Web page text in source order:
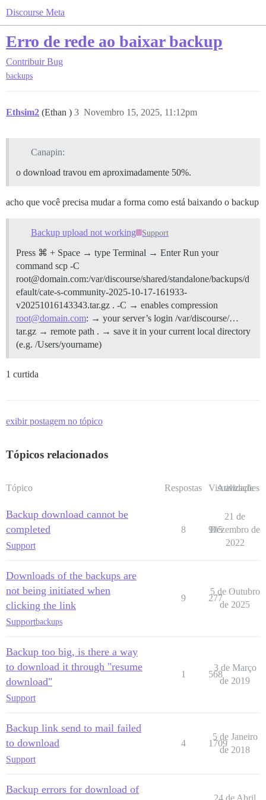
Discourse Meta
Erro de rede ao baixar backup
Contribuir Bug
backups
Ethsim2 (Ethan ) Novembro 15, 2025, 11:12pm
3
Canapin:
o download travou em aproximadamente 50%.
acho que você precisa mudar a forma como está baixando o backup
Backup upload not working Support
Press ⌘ + Space → type Terminal → Enter Run your
command scp -C
root@domain.com:/var/discourse/shared/standalone/backups/d
efault/cate-s-community-2025-10-17-161933-
v20251016143343.tar.gz . -C → enables compression
root@domain.com: → your server’s login /var/discourse/…
tar.gz → remote path . → save it in your current local directory
(e.g. /Users/yourname)
1 curtida
exibir postagem no tópico
Tópicos relacionados
Tópico Respostas Visualizações
Atividade
Backup download cannot be
completed
Support
8 905
21 de
Dezembro de
2022
Downloads of the backups are
not being initiated when
clicking the link
Supportbackups
9 277
5 de Outubro
de 2025
Backup too big, is there a way
to download it through "resume
download"
Support
1 568
3 de Março
de 2019
Backup link send to mail failed
to download
Support
4 1709
5 de Janeiro
de 2018
Backup errors for download of
24 de Abril